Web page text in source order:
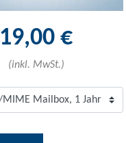
19,00 €
(inkl. MwSt.)